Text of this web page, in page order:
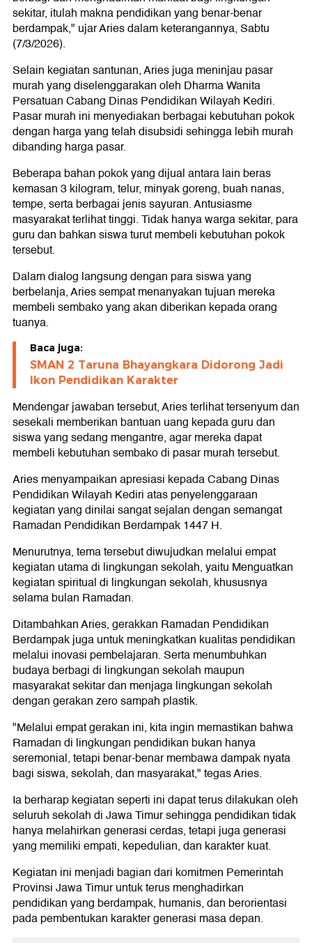
sekitar, itulah makna pendidikan yang benar-benar
berdampak," ujar Aries dalam keterangannya, Sabtu
(7/3/2026).
Selain kegiatan santunan, Aries juga meninjau pasar
murah yang diselenggarakan oleh Dharma Wanita
Persatuan Cabang Dinas Pendidikan Wilayah Kediri.
Pasar murah ini menyediakan berbagai kebutuhan pokok
dengan harga yang telah disubsidi sehingga lebih murah
dibanding harga pasar.
Beberapa bahan pokok yang dijual antara lain beras
kemasan 3 kilogram, telur, minyak goreng, buah nanas,
tempe, serta berbagai jenis sayuran. Antusiasme
masyarakat terlihat tinggi. Tidak hanya warga sekitar, para
guru dan bahkan siswa turut membeli kebutuhan pokok
tersebut.
Dalam dialog langsung dengan para siswa yang
berbelanja, Aries sempat menanyakan tujuan mereka
membeli sembako yang akan diberikan kepada orang
tuanya.
Baca juga:
SMAN 2 Taruna Bhayangkara Didorong Jadi
Ikon Pendidikan Karakter
Mendengar jawaban tersebut, Aries terlihat tersenyum dan
sesekali memberikan bantuan uang kepada guru dan
siswa yang sedang mengantre, agar mereka dapat
membeli kebutuhan sembako di pasar murah tersebut.
Aries menyampaikan apresiasi kepada Cabang Dinas
Pendidikan Wilayah Kediri atas penyelenggaraan
kegiatan yang dinilai sangat sejalan dengan semangat
Ramadan Pendidikan Berdampak 1447 H.
Menurutnya, tema tersebut diwujudkan melalui empat
kegiatan utama di lingkungan sekolah, yaitu Menguatkan
kegiatan spiritual di lingkungan sekolah, khususnya
selama bulan Ramadan.
Ditambahkan Aries, gerakkan Ramadan Pendidikan
Berdampak juga untuk meningkatkan kualitas pendidikan
melalui inovasi pembelajaran. Serta menumbuhkan
budaya berbagi di lingkungan sekolah maupun
masyarakat sekitar dan menjaga lingkungan sekolah
dengan gerakan zero sampah plastik.
"Melalui empat gerakan ini, kita ingin memastikan bahwa
Ramadan di lingkungan pendidikan bukan hanya
seremonial, tetapi benar-benar membawa dampak nyata
bagi siswa, sekolah, dan masyarakat," tegas Aries.
Ia berharap kegiatan seperti ini dapat terus dilakukan oleh
seluruh sekolah di Jawa Timur sehingga pendidikan tidak
hanya melahirkan generasi cerdas, tetapi juga generasi
yang memiliki empati, kepedulian, dan karakter kuat.
Kegiatan ini menjadi bagian dari komitmen Pemerintah
Provinsi Jawa Timur untuk terus menghadirkan
pendidikan yang berdampak, humanis, dan berorientasi
pada pembentukan karakter generasi masa depan.